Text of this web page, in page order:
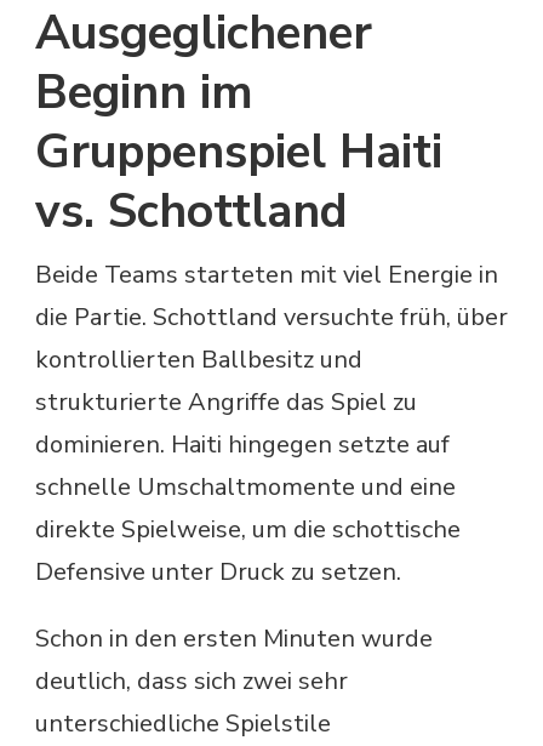
Ausgeglichener
Beginn im
Gruppenspiel Haiti
vs. Schottland
Beide Teams starteten mit viel Energie in
die Partie. Schottland versuchte früh, über
kontrollierten Ballbesitz und
strukturierte Angriffe das Spiel zu
dominieren. Haiti hingegen setzte auf
schnelle Umschaltmomente und eine
direkte Spielweise, um die schottische
Defensive unter Druck zu setzen.
Schon in den ersten Minuten wurde
deutlich, dass sich zwei sehr
unterschiedliche Spielstile